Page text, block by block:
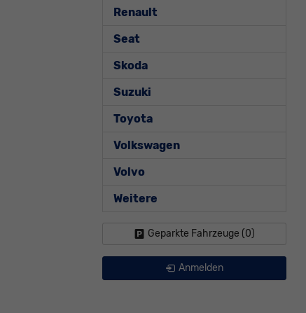
Renault
Seat
Skoda
Suzuki
Toyota
Volkswagen
Volvo
Weitere
Geparkte Fahrzeuge (0)
Anmelden